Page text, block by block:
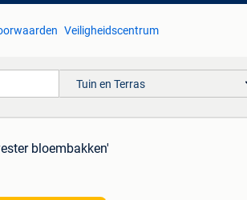
Veiligheidscentrum
Tuin en Terras
bloembakken'